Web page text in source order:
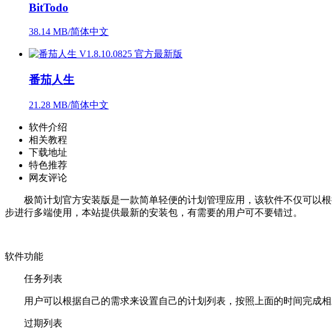
BitTodo
38.14 MB/简体中文
番茄人生
21.28 MB/简体中文
软件介绍
相关教程
下载地址
特色推荐
网友评论
极简计划官方安装版是一款简单轻便的计划管理应用，该软件不仅可以根
步进行多端使用，本站提供最新的安装包，有需要的用户可不要错过。
软件功能
任务列表
用户可以根据自己的需求来设置自己的计划列表，按照上面的时间完成相
过期列表